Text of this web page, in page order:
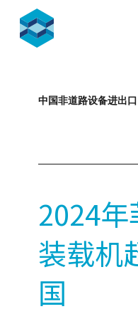
main
中国非道路设备进出口
2024
装载机
国